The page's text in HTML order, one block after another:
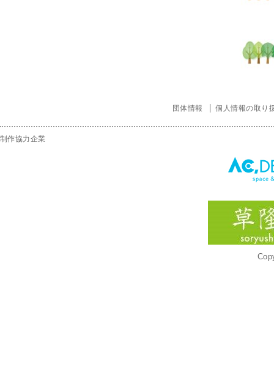
団体情報 個人情報の取り
制作協力企業